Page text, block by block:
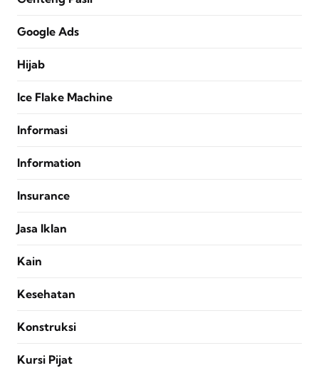
Google Ads
Hijab
Ice Flake Machine
Informasi
Information
Insurance
Jasa Iklan
Kain
Kesehatan
Konstruksi
Kursi Pijat